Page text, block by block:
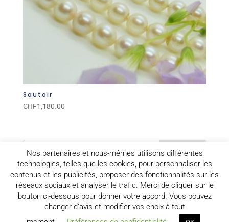
Sautoir
CHF1,180.00
Panier
Votre panier est vide.
Nos partenaires et nous-mêmes utilisons différentes
technologies, telles que les cookies, pour personnaliser les
contenus et les publicités, proposer des fonctionnalités sur les
réseaux sociaux et analyser le trafic. Merci de cliquer sur le
bouton ci-dessous pour donner votre accord. Vous pouvez
changer d’avis et modifier vos choix à tout